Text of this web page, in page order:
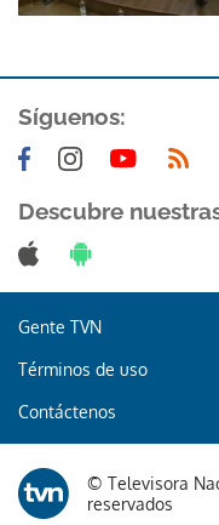
Síguenos:
Descubre
Gente TVN
Términos de uso
Contáctenos
© Televisora
reservados